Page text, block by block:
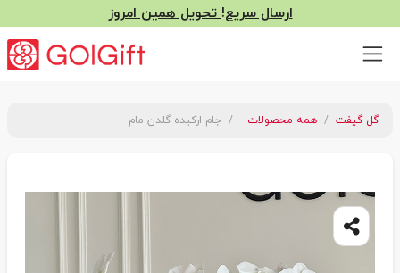
ارسال سریع! تحویل همین امروز
گل گیفت همه محصولات جام ارکیده گلدن مام